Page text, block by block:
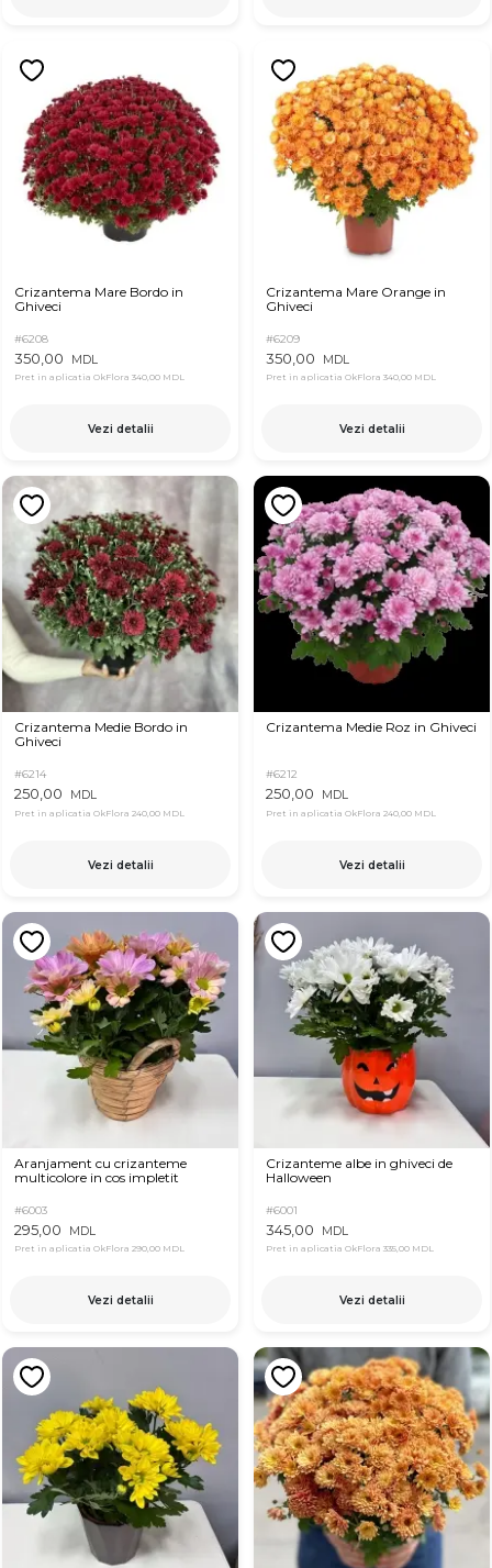
Crizantema Mare Bordo in
Ghiveci
#6208
350,00 MDL
Pret in aplicatia OkFlora 340,00 MDL
Vezi detalii
Crizantema Mare Orange in
Ghiveci
#6209
350,00 MDL
Pret in aplicatia OkFlora 340,00 MDL
Vezi detalii
Crizantema Medie Bordo in
Ghiveci
#6214
250,00 MDL
Pret in aplicatia OkFlora 240,00 MDL
Vezi detalii
Crizantema Medie Roz in Ghiveci
#6212
250,00 MDL
Pret in aplicatia OkFlora 240,00 MDL
Vezi detalii
Aranjament cu crizanteme
multicolore in cos impletit
#6003
295,00 MDL
Pret in aplicatia OkFlora 290,00 MDL
Vezi detalii
Crizanteme albe in ghiveci de
Halloween
#6001
345,00 MDL
Pret in aplicatia OkFlora 335,00 MDL
Vezi detalii